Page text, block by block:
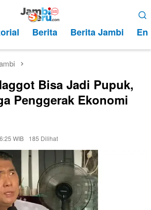
Berita Berita Jambi
Bisa Jadi Pupuk,
Penggerak Ekonomi
WIB
185 Dilihat